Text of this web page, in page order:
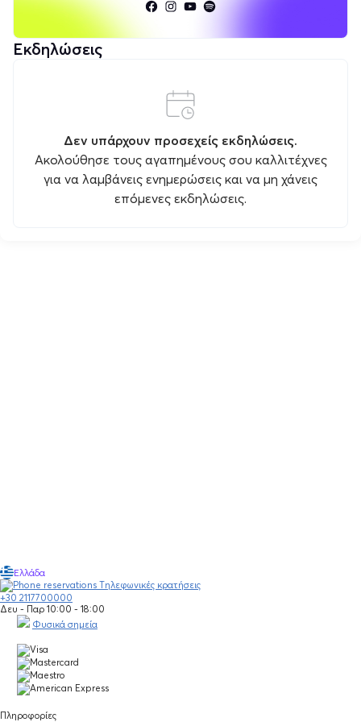
Εκδηλώσεις
Δεν υπάρχουν προσεχείς εκδηλώσεις.
Ακολούθησε τους αγαπημένους σου καλλιτέχνες
για να λαμβάνεις ενημερώσεις και να μη χάνεις
επόμενες εκδηλώσεις.
Ελλάδα
Τηλεφωνικές κρατήσεις
+30 2117700000
Δευ - Παρ 10:00 - 18:00
Φυσικά σημεία
Πληροφορίες